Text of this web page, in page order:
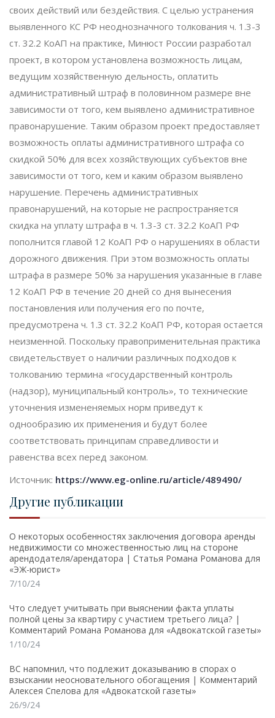
своих действий или бездействия. С целью устранения
выявленного КС РФ неоднозначного толкования ч. 1.3-3
ст. 32.2 КоАП на практике, Минюст России разработал
проект, в котором установлена возможность лицам,
ведущим хозяйственную дельность, оплатить
административный штраф в половинном размере вне
зависимости от того, кем выявлено административное
правонарушение. Таким образом проект предоставляет
возможность оплаты административного штрафа со
скидкой 50% для всех хозяйствующих субъектов вне
зависимости от того, кем и каким образом выявлено
нарушение. Перечень административных
правонарушений, на которые не распространяется
скидка на уплату штрафа в ч. 1.3-3 ст. 32.2 КоАП РФ
пополнится главой 12 КоАП РФ о нарушениях в области
дорожного движения. При этом возможность оплаты
штрафа в размере 50% за нарушения указанные в главе
12 КоАП РФ в течение 20 дней со дня вынесения
постановления или получения его по почте,
предусмотрена ч. 1.3 ст. 32.2 КоАП РФ, которая остается
неизменной. Поскольку правоприменительная практика
свидетельствует ‎о наличии различных подходов к
толкованию термина «государственный контроль
(надзор), муниципальный контроль», то технические
уточнения измененяемых норм приведут к
однообразию их применения и будут более
соответствовать принципам справедливости и
равенства всех ‎перед законом.
Источник: https://www.eg-online.ru/article/489490/
Другие публикации
О некоторых особенностях заключения договора аренды
недвижимости со множественностью лиц на стороне
арендодателя/арендатора | Статья Романа Романова для
«ЭЖ-юрист»
7/10/24
Что следует учитывать при выяснении факта уплаты
полной цены за квартиру с участием третьего лица? |
Комментарий Романа Романова для «Адвокатской газеты»
1/10/24
ВС напомнил, что подлежит доказыванию в спорах о
взыскании неосновательного обогащения | Комментарий
Алексея Спелова для «Адвокатской газеты»
26/9/24